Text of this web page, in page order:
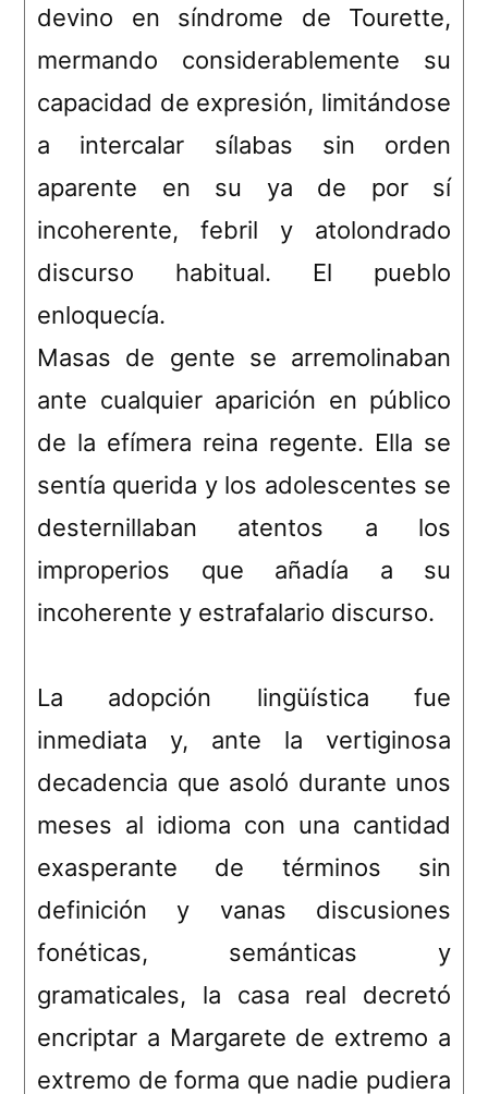
devino en síndrome de Tourette,
mermando considerablemente su
capacidad de expresión, limitándose
a intercalar sílabas sin orden
aparente en su ya de por sí
incoherente, febril y atolondrado
discurso habitual. El pueblo
enloquecía.
Masas de gente se arremolinaban
ante cualquier aparición en público
de la efímera reina regente. Ella se
sentía querida y los adolescentes se
desternillaban atentos a los
improperios que añadía a su
incoherente y estrafalario discurso.
La adopción lingüística fue
inmediata y, ante la vertiginosa
decadencia que asoló durante unos
meses al idioma con una cantidad
exasperante de términos sin
definición y vanas discusiones
fonéticas, semánticas y
gramaticales, la casa real decretó
encriptar a Margarete de extremo a
extremo de forma que nadie pudiera